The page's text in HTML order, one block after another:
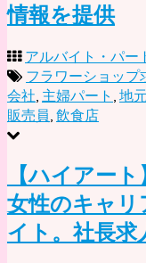
情報を提供
アルバイト・パー
フラワーショップ
会社 主婦パート 地
販売員 飲食店
【ハイアー
女性のキャ
イト。社長求